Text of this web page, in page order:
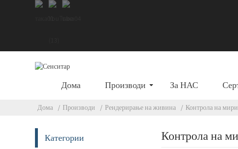
Дома Производи За НАС
Дома Производи Рендерирање на живина Контрола на
Категории Контрола на